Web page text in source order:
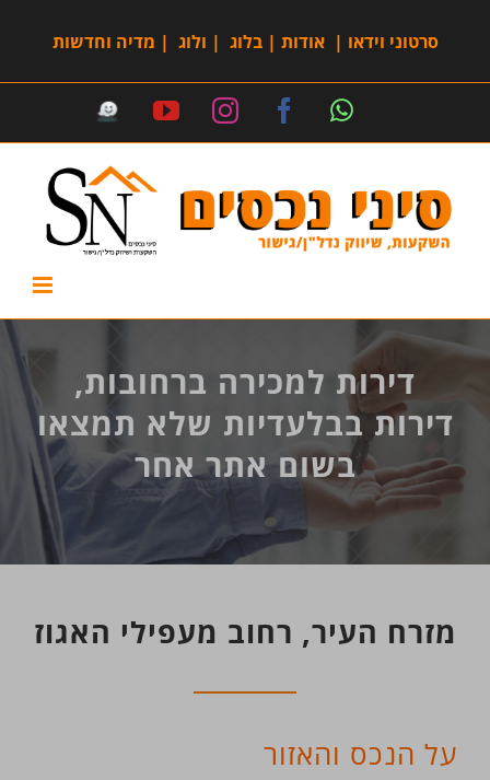
סרטוני וידאו |אודות |בלוג | ולוג | מדיה וחדשות
דירות למכירה ברחובות,
דירות בבלעדיות שלא תמצאו
בשום אתר אחר
מזרח העיר, רחוב מעפילי האגוז
על הנכס והאזור